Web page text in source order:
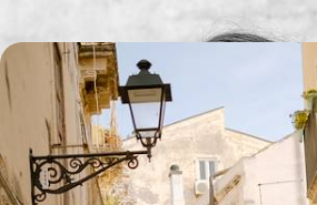
La Sicile versant ouest - Road-
famille
Partir ensemble explorer l'ouest sicilien, de
Trapani, la mer toujours à portée de maillot
11 jours, de 2100 à 2800 €